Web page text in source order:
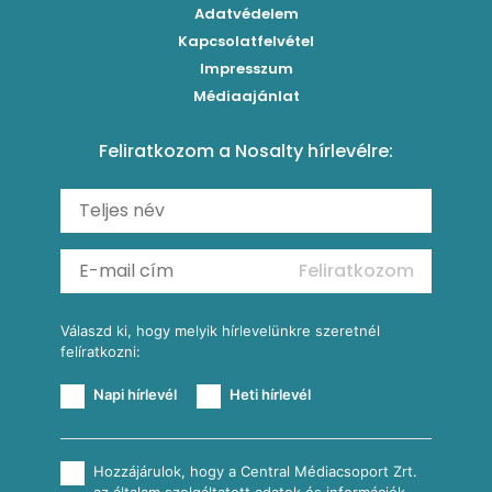
Carbonara
Szaftos paprikás csirke
Shakshuka
Ratatouille
Grillezettkukorica-saláta fűszeres garnélanyársakkal
Kukoricás-újhagymás lepény
Mexikói húsleves kukorica salsával
Almás-kéksajtos kukoricasaláta
Köretek
Reggeli receptek
Adatvédelem
Kapcsolatfelvétel
Impresszum
Médiaajánlat
Feliratkozom a Nosalty hírlevélre:
Feliratkozom
Válaszd ki, hogy melyik hírlevelünkre szeretnél
felíratkozni:
Napi hírlevél Heti hírlevél
Hozzájárulok, hogy a Central Médiacsoport Zrt.